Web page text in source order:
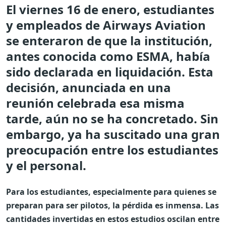
El viernes 16 de enero, estudiantes
y empleados de Airways Aviation
se enteraron de que la institución,
antes conocida como ESMA, había
sido declarada en liquidación. Esta
decisión, anunciada en una
reunión celebrada esa misma
tarde, aún no se ha concretado. Sin
embargo, ya ha suscitado una gran
preocupación entre los estudiantes
y el personal.
Para los estudiantes, especialmente para quienes se
preparan para ser pilotos, la pérdida es inmensa. Las
cantidades invertidas en estos estudios oscilan entre